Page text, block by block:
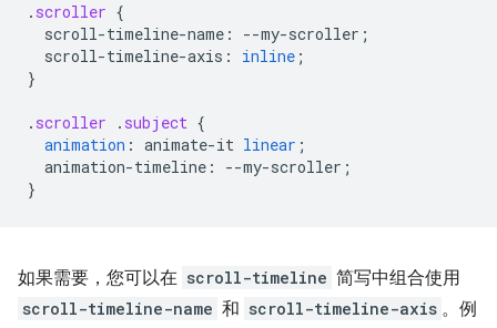
. scroller {
scroll-timeline-name : --my-scroller ;
scroll-timeline-axis : inline ;
}
. scroller . subject {
animation : animate-it linear ;
animation-timeline : --my-scroller ;
}
如果需要，您可以在 scroll-timeline 简写中组合使用
scroll-timeline-name 和 scroll-timeline-axis 。例